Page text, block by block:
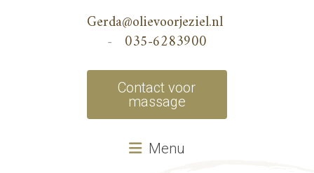
Gerda@olievoorjeziel.nl
- 035-6283900
Contact voor
massage
Menu